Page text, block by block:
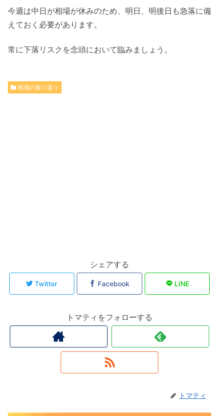
今週は中日が相場が休みのため、明日、明後日も急落に備
えておく必要があります。
常に下落リスクを念頭において臨みましょう。
相場の振り返り
シェアする
Twitter Facebook LINE
トマティをフォローする
トマティ